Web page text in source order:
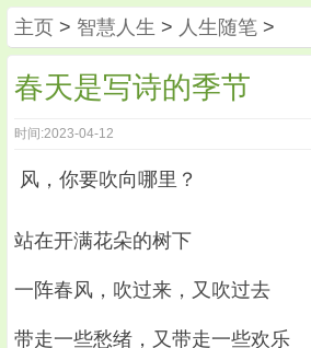
主页 > 智慧人生 > 人生随笔 >
春天是写诗的季节
时间:2023-04-12
风，你要吹向哪里？
站在开满花朵的树下
一阵春风，吹过来，又吹过去
带走一些愁绪，又带走一些欢乐